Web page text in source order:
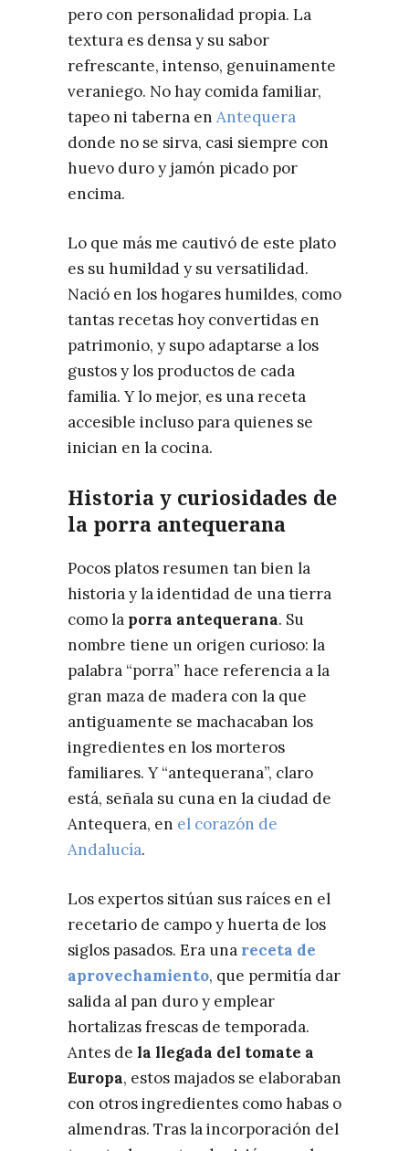
pero con personalidad propia. La
textura es densa y su sabor
refrescante, intenso, genuinamente
veraniego. No hay comida familiar,
tapeo ni taberna en Antequera
donde no se sirva, casi siempre con
huevo duro y jamón picado por
encima.
Lo que más me cautivó de este plato
es su humildad y su versatilidad.
Nació en los hogares humildes, como
tantas recetas hoy convertidas en
patrimonio, y supo adaptarse a los
gustos y los productos de cada
familia. Y lo mejor, es una receta
accesible incluso para quienes se
inician en la cocina.
Historia y curiosidades de
la porra antequerana
Pocos platos resumen tan bien la
historia y la identidad de una tierra
como la porra antequerana. Su
nombre tiene un origen curioso: la
palabra “porra” hace referencia a la
gran maza de madera con la que
antiguamente se machacaban los
ingredientes en los morteros
familiares. Y “antequerana”, claro
está, señala su cuna en la ciudad de
Antequera, en el corazón de
Andalucía.
Los expertos sitúan sus raíces en el
recetario de campo y huerta de los
siglos pasados. Era una receta de
aprovechamiento, que permitía dar
salida al pan duro y emplear
hortalizas frescas de temporada.
Antes de la llegada del tomate a
Europa, estos majados se elaboraban
con otros ingredientes como habas o
almendras. Tras la incorporación del